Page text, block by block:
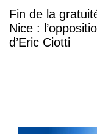
Fin de la
Nice :
d’Eric Ciotti